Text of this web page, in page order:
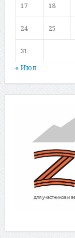
17 18
24 25
31
« Июл